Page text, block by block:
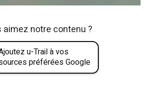
aimez notre contenu ?
u-Trail à vos
préférées Google